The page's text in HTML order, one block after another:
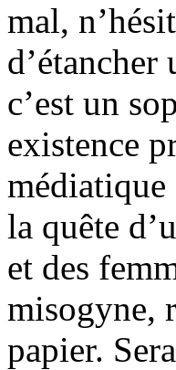
mal,
c’est un
existence
médiatique
la quête
et des
misogyne,
papier.